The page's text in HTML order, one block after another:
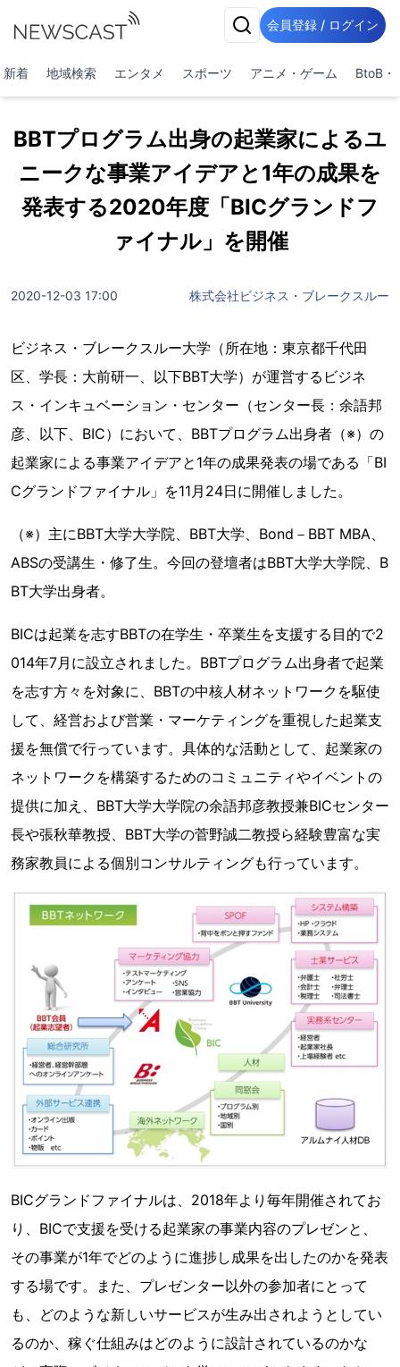
会員登録 / ログイン
新着 地域検索 エンタメ スポーツ アニメ・ゲーム BtoB・
BBTプログラム出身の起業家によるユ
ニークな事業アイデアと1年の成果を
発表する2020年度「BICグランドフ
ァイナル」を開催
2020-12-03 17:00 株式会社ビジネス・ブレークスルー
ビジネス・ブレークスルー大学（所在地：東京都千代田
区、学長：大前研一、以下BBT大学）が運営するビジネ
ス・インキュベーション・センター（センター長：余語邦
彦、以下、BIC）において、BBTプログラム出身者（※）の
起業家による事業アイデアと1年の成果発表の場である「BI
Cグランドファイナル」を11月24日に開催しました。
（※）主にBBT大学大学院、BBT大学、Bond－BBT MBA、
ABSの受講生・修了生。今回の登壇者はBBT大学大学院、B
BT大学出身者。
BICは起業を志すBBTの在学生・卒業生を支援する目的で2
014年7月に設立されました。BBTプログラム出身者で起業
を志す方々を対象に、BBTの中核人材ネットワークを駆使
して、経営および営業・マーケティングを重視した起業支
援を無償で行っています。具体的な活動として、起業家の
ネットワークを構築するためのコミュニティやイベントの
提供に加え、BBT大学大学院の余語邦彦教授兼BICセンター
長や張秋華教授、BBT大学の菅野誠二教授ら経験豊富な実
務家教員による個別コンサルティングも行っています。
BICグランドファイナルは、2018年より毎年開催されてお
り、BICで支援を受ける起業家の事業内容のプレゼンと、
その事業が1年でどのように進捗し成果を出したのかを発表
する場です。また、プレゼンター以外の参加者にとって
も、どのような新しいサービスが生み出されようとしてい
るのか、稼ぐ仕組みはどのように設計されているのかな